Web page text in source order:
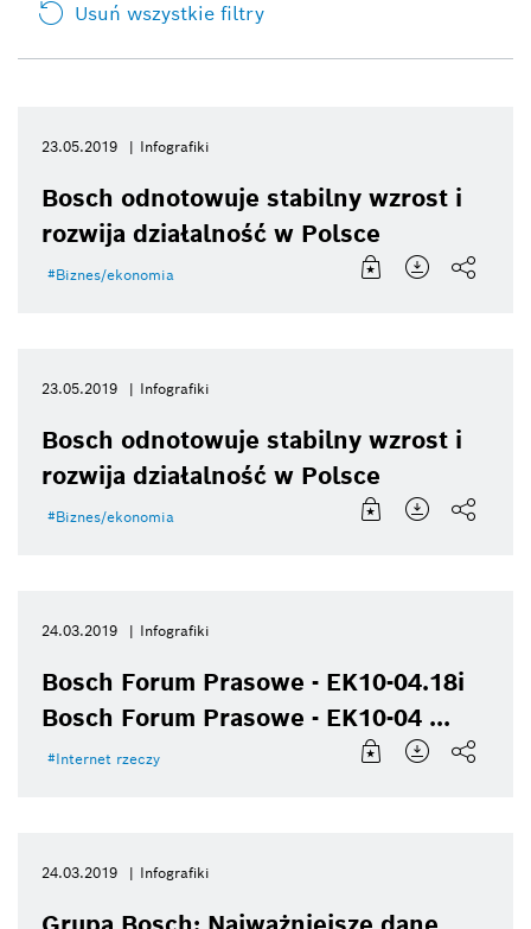
Usuń wszystkie filtry
23.05.2019 Infografiki
Bosch odnotowuje stabilny wzrost i
rozwija działalność w Polsce
Biznes/ekonomia
23.05.2019 Infografiki
Bosch odnotowuje stabilny wzrost i
rozwija działalność w Polsce
Biznes/ekonomia
24.03.2019 Infografiki
Bosch Forum Prasowe - EK10-04.18i
Bosch Forum Prasowe - EK10-04 ...
Internet rzeczy
24.03.2019 Infografiki